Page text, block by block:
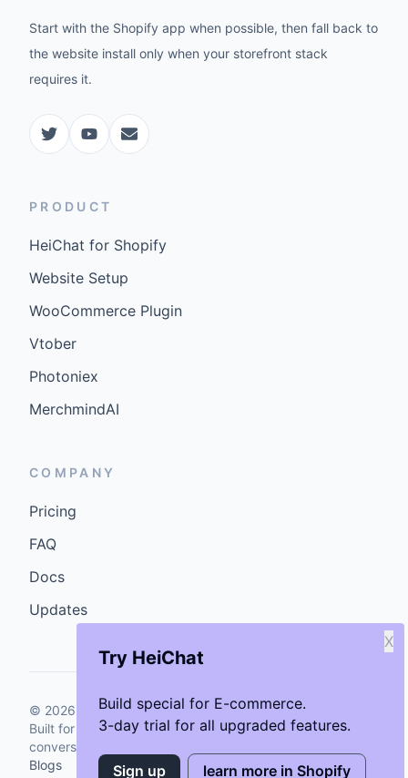
Try HeiChat
Build special for E-commerce.
3-day trial for all upgraded features.
X
Sign up learn more in Shopify
Start with the Shopify app when possible, then fall back to
the website install only when your storefront stack
requires it.
PRODUCT
HeiChat for Shopify
Website Setup
WooCommerce Plugin
Vtober
Photoniex
MerchmindAI
COMPANY
Pricing
FAQ
Docs
Updates
© 2026 GenCybers Inc. All rights reserved.
Built for storefronts that want faster answers and cleaner
conversions.
Blogs